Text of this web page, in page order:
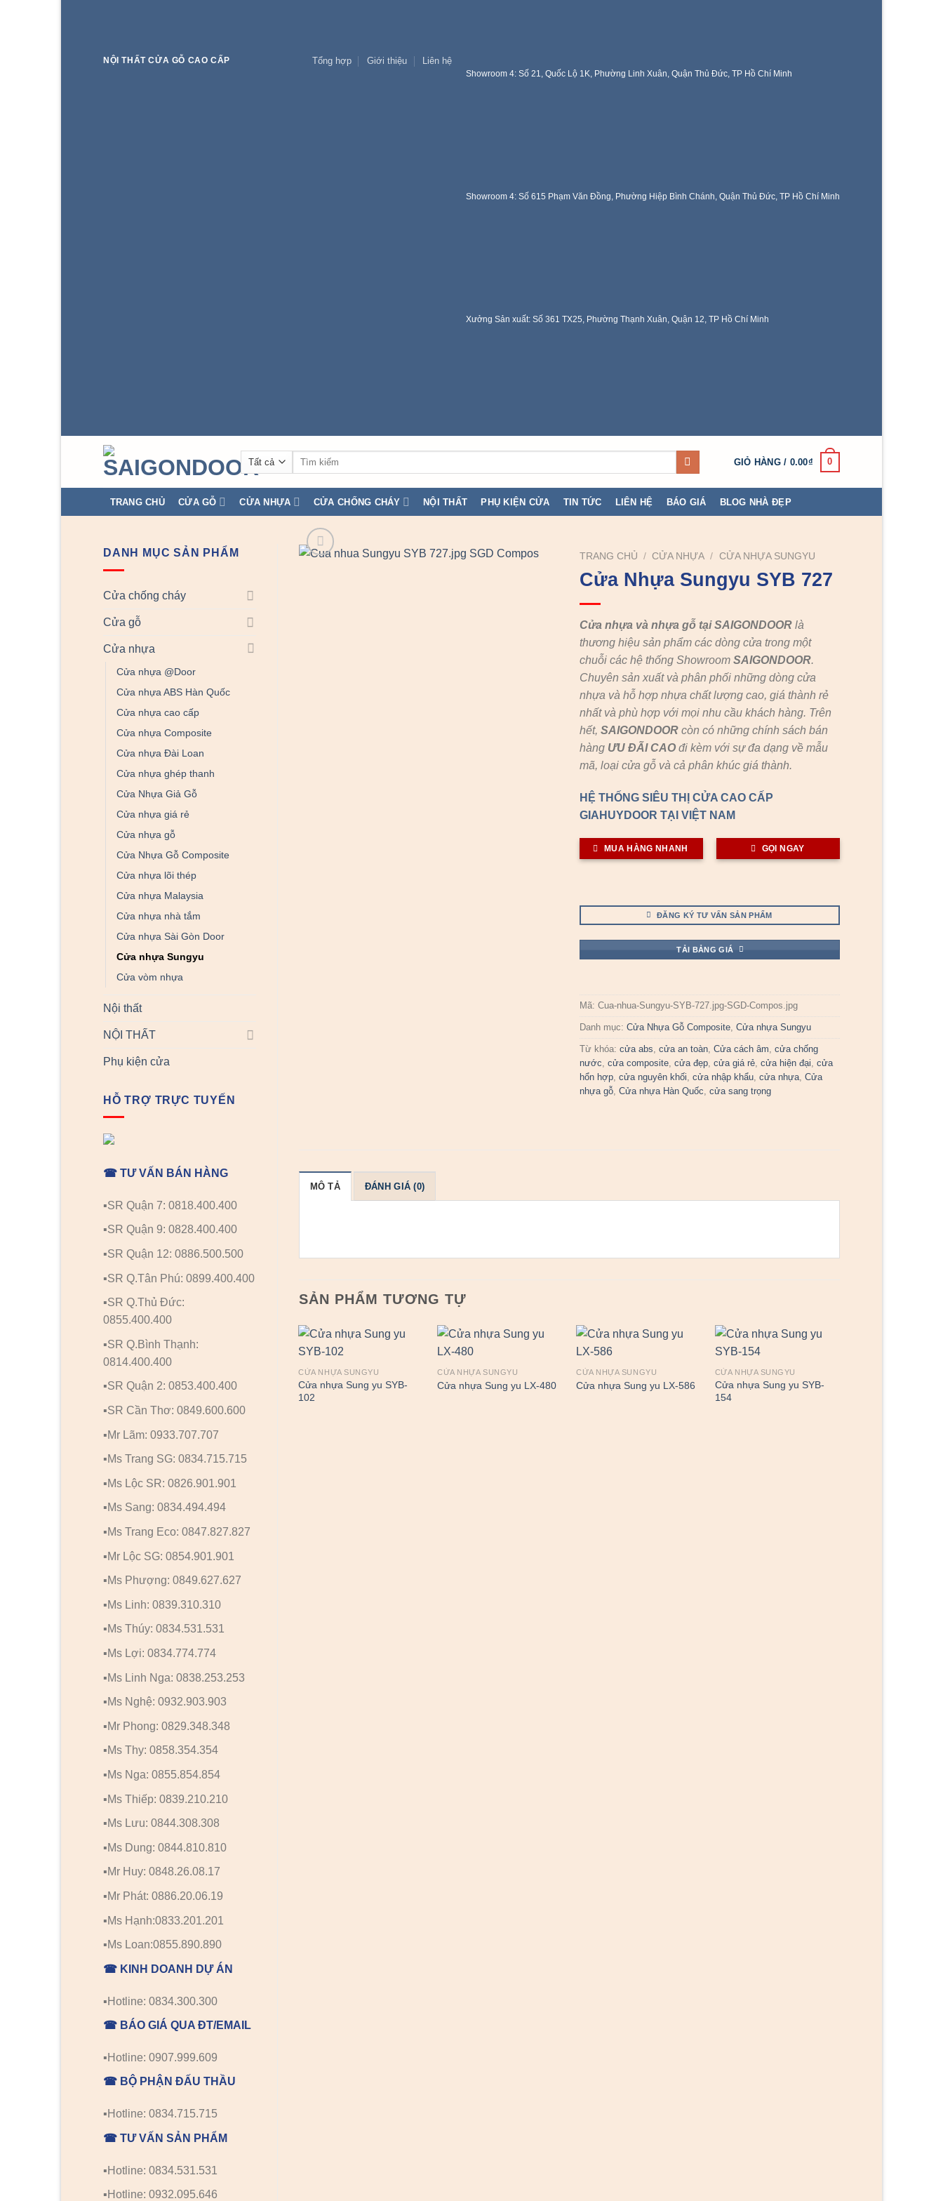
NỘI THẤT CỬA GỖ CAO CẤP Tổng hợp Giới thiệu Liên hệ
Showroom 4: Số 21, Quốc Lộ 1K, Phường Linh Xuân, Quận Thủ Đức, TP Hồ Chí Minh
Showroom 4: Số 615 Phạm Văn Đồng, Phường Hiệp Bình Chánh, Quận Thủ Đức, TP Hồ Chí Minh
Xưởng Sản xuất: Số 361 TX25, Phường Thạnh Xuân, Quận 12, TP Hồ Chí Minh
Tìm
GIỎ HÀNG / 0.00₫ 0
TRANG CHỦ CỬA GỖ CỬA NHỰA CỬA CHỐNG CHÁY NỘI THẤT PHỤ KIỆN CỬA TIN TỨC LIÊN HỆ BÁO GIÁ BLOG NHÀ ĐẸP
DANH MỤC SẢN PHẨM
Cửa chống cháy
Cửa gỗ
Cửa nhựa
Cửa nhựa @Door
Cửa nhựa ABS Hàn Quốc
Cửa nhựa cao cấp
Cửa nhựa Composite
Cửa nhựa Đài Loan
Cửa nhựa ghép thanh
Cửa Nhựa Giả Gỗ
Cửa nhựa giá rẻ
Cửa nhựa gỗ
Cửa Nhựa Gỗ Composite
Cửa nhựa lõi thép
Cửa nhựa Malaysia
Cửa nhựa nhà tắm
Cửa nhựa Sài Gòn Door
Cửa nhựa Sungyu
Cửa vòm nhựa
Nội thất
NỘI THẤT
Phụ kiện cửa
HỖ TRỢ TRỰC TUYẾN
☎ TƯ VẤN BÁN HÀNG
▪️SR Quận 7: 0818.400.400
▪️SR Quận 9: 0828.400.400
▪️SR Quận 12: 0886.500.500
▪️SR Q.Tân Phú: 0899.400.400
▪️SR Q.Thủ Đức:
0855.400.400
▪️SR Q.Bình Thạnh:
0814.400.400
▪️SR Quận 2: 0853.400.400
▪️SR Cần Thơ: 0849.600.600
▪️Mr Lãm: 0933.707.707
▪️Ms Trang SG: 0834.715.715
▪️Ms Lộc SR: 0826.901.901
▪️Ms Sang: 0834.494.494
▪️Ms Trang Eco: 0847.827.827
▪️Mr Lộc SG: 0854.901.901
▪️Ms Phượng: 0849.627.627
▪️Ms Linh: 0839.310.310
▪️Ms Thúy: 0834.531.531
▪️Ms Lợi: 0834.774.774
▪️Ms Linh Nga: 0838.253.253
▪️Ms Nghệ: 0932.903.903
▪️Mr Phong: 0829.348.348
▪️Ms Thy: 0858.354.354
▪️Ms Nga: 0855.854.854
▪️Ms Thiếp: 0839.210.210
▪️Ms Lưu: 0844.308.308
▪️Ms Dung: 0844.810.810
▪️Mr Huy: 0848.26.08.17
▪️Mr Phát: 0886.20.06.19
▪️Ms Hạnh:0833.201.201
▪️Ms Loan:0855.890.890
☎ KINH DOANH DỰ ÁN
▪️Hotline: 0834.300.300
☎ BÁO GIÁ QUA ĐT/EMAIL
▪️Hotline: 0907.999.609
☎ BỘ PHẬN ĐẤU THẦU
▪️Hotline: 0834.715.715
☎ TƯ VẤN SẢN PHẨM
▪️Hotline: 0834.531.531
▪️Hotline: 0932.095.646
TRANG CHỦ / CỬA NHỰA / CỬA NHỰA SUNGYU
Cửa Nhựa Sungyu SYB 727
Cửa nhựa và nhựa gỗ tại SAIGONDOOR là
thương hiệu sản phẩm các dòng cửa trong một
chuỗi các hệ thống ShowroomSAIGONDOOR.
Chuyên sản xuất và phân phối những dòng cửa
nhựa và hỗ hợp nhựa chất lượng cao, giá thành rẻ
nhất và phù hợp với mọi nhu cầu khách hàng. Trên
hết,SAIGONDOOR còn có những chính sách bán
hàng ƯU ĐÃI CAOđi kèm với sự đa dạng về mẫu
mã, loại cửa gỗ và cả phân khúc giá thành.
HỆ THỐNG SIÊU THỊ CỬA CAO CẤP
GIAHUYDOOR TẠI VIỆT NAM
MUA HÀNG NHANH GỌI NGAY
ĐĂNG KÝ TƯ VẤN SẢN PHẨM
TẢI BẢNG GIÁ
Mã:Cua-nhua-Sungyu-SYB-727.jpg-SGD-Compos.jpg
Danh mục:Cửa Nhựa Gỗ Composite,Cửa nhựa Sungyu
Từ khóa:cửa abs,cửa an toàn,Cửa cách âm,cửa chống
nước,cửa composite,cửa đẹp,cửa giá rẻ,cửa hiện đại,cửa
hổn hợp,cửa nguyên khối,cửa nhập khẩu,cửa nhựa,Cửa
nhựa gỗ,Cửa nhựa Hàn Quốc,cửa sang trọng
MÔ TẢ ĐÁNH GIÁ (0)
SẢN PHẨM TƯƠNG TỰ
CỬA NHỰA SUNGYU
Cửa nhựa Sung yu SYB-
102
CỬA NHỰA SUNGYU
Cửa nhựa Sung yu LX-480
CỬA NHỰA SUNGYU
Cửa nhựa Sung yu LX-586
CỬA NHỰA SUNGYU
Cửa nhựa Sung yu SYB-
154